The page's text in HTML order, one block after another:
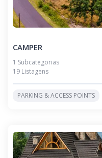
CAMPER
1 Subcategorias
19 Listagens
PARKING & ACCESS POINTS